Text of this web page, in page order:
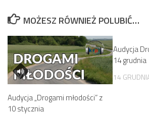
MOŻESZ RÓWNIEŻ POLUBIĆ…
Audycja „Drogami młodości” z
10 stycznia
Audycja
14 grudnia
14